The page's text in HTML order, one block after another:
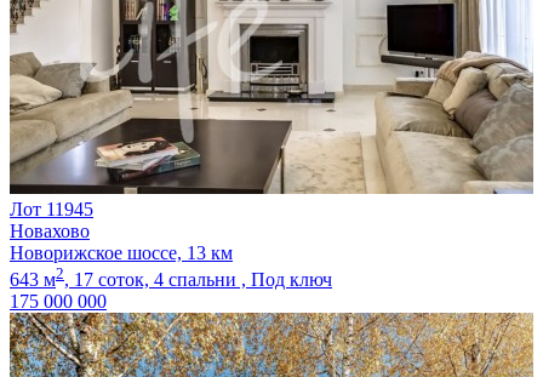
Лот 11945
Новахово
Новорижское шоссе, 13 км
643 м2, 17 соток, 4 спальни , Под ключ
175 000 000